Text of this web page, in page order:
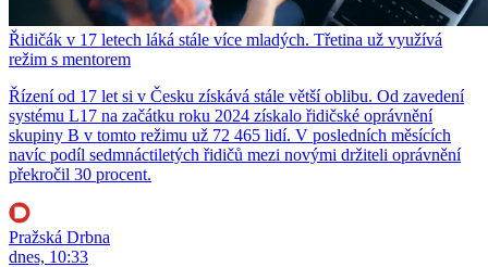
Řidičák v 17 letech láká stále více mladých. Třetina už využívá
režim s mentorem
Řízení od 17 let si v Česku získává stále větší oblibu. Od zavedení
systému L17 na začátku roku 2024 získalo řidičské oprávnění
skupiny B v tomto režimu už 72 465 lidí. V posledních měsících
navíc podíl sedmnáctiletých řidičů mezi novými držiteli oprávnění
překročil 30 procent.
Pražská Drbna
dnes, 10:33